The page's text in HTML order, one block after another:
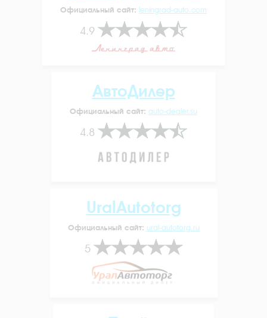
Официальный сайт: leningrad-auto.com
4.9
АвтоДилер
Официальный сайт: auto-dealer.su
4.8
UralAutotorg
Официальный сайт: ural-autotorg.ru
5